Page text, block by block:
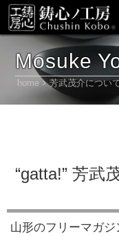
Mosuke
home 芳武茂介につい
“gatta!” 芳武
山形のフリーマガ